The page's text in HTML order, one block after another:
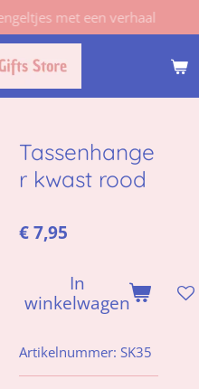
met een verhaal
Tassenhange
r kwast rood
€ 7,95
In
winkelwagen
Artikelnummer: SK35